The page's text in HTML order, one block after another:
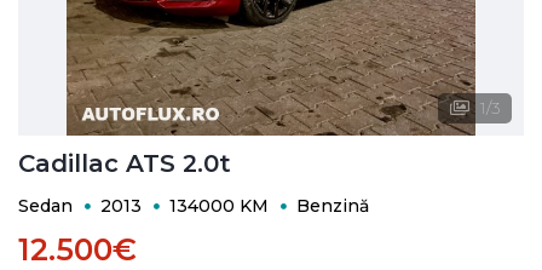
1/3
Cadillac ATS 2.0t
Sedan 2013 134000 KM Benzină
12.500€